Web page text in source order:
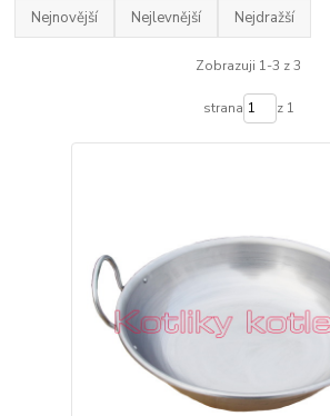
Nejnovější Nejlevnější Nejdražší
Zobrazuji 1-3 z 3
strana z 1